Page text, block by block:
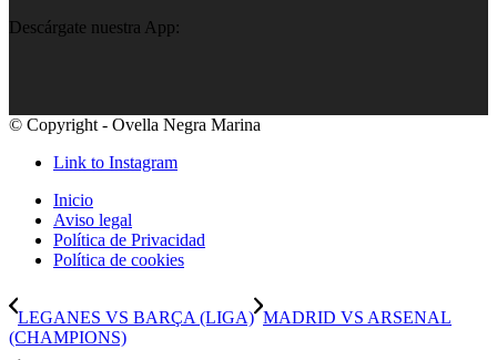
Descárgate nuestra App:
© Copyright - Ovella Negra Marina
Link to Instagram
Inicio
Aviso legal
Política de Privacidad
Política de cookies
LEGANES VS BARÇA (LIGA) MADRID VS ARSENAL
(CHAMPIONS)